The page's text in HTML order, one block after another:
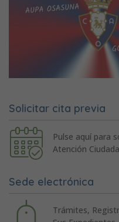
Solicitar cita previa
Pulse aquí para
Atención
Sede electrónica
Trámites,